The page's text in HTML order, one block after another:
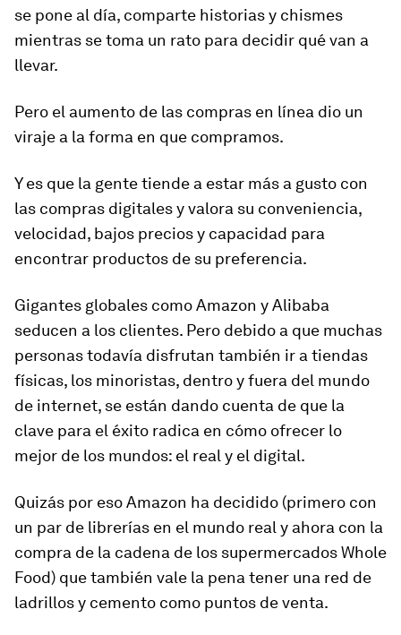
se pone al día, comparte historias y chismes
mientras se toma un rato para decidir qué van a
llevar.
Pero el aumento de las compras en línea dio un
viraje a la forma en que compramos.
Y es que la gente tiende a estar más a gusto con
las compras digitales y valora su conveniencia,
velocidad, bajos precios y capacidad para
encontrar productos de su preferencia.
Gigantes globales como Amazon y Alibaba
seducen a los clientes. Pero debido a que muchas
personas todavía disfrutan también ir a tiendas
físicas, los minoristas, dentro y fuera del mundo
de internet, se están dando cuenta de que la
clave para el éxito radica en cómo ofrecer lo
mejor de los mundos: el real y el digital.
Quizás por eso Amazon ha decidido (primero con
un par de librerías en el mundo real y ahora con la
compra de la cadena de los supermercados Whole
Food) que también vale la pena tener una red de
ladrillos y cemento como puntos de venta.